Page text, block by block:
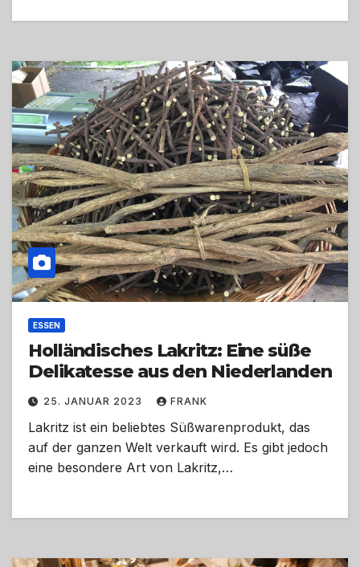
ESSEN
Holländisches Lakritz: Eine süße
Delikatesse aus den Niederlanden
25. JANUAR 2023 FRANK
Lakritz ist ein beliebtes Süßwarenprodukt, das
auf der ganzen Welt verkauft wird. Es gibt jedoch
eine besondere Art von Lakritz,…